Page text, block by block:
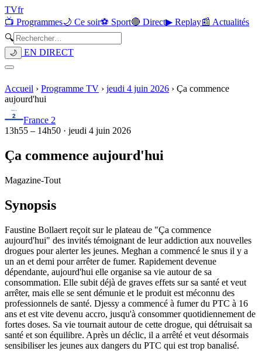
TVfr
📺 Programmes🌙 Ce soir⚽ Sport🔴 Direct▶ Replay📰 Actualités
🔍
🌙 EN DIRECT
Accueil › Programme TV › jeudi 4 juin 2026 › Ça commence
aujourd'hui
France 2
13h55 – 14h50 · jeudi 4 juin 2026
Ça commence aujourd'hui
Magazine-Tout
Synopsis
Faustine Bollaert reçoit sur le plateau de "Ça commence
aujourd'hui" des invités témoignant de leur addiction aux nouvelles
drogues pour alerter les jeunes. Meghan a commencé le snus il y a
un an et demi pour arrêter de fumer. Rapidement devenue
dépendante, aujourd'hui elle organise sa vie autour de sa
consommation. Elle subit déjà de graves effets sur sa santé et veut
arrêter, mais elle se sent démunie et le produit est méconnu des
professionnels de santé. Djessy a commencé à fumer du PTC à 16
ans et est vite devenu accro, jusqu'à consommer quotidiennement de
fortes doses. Sa vie tournait autour de cette drogue, qui détruisait sa
santé et son équilibre. Après un déclic, il a arrêté et veut désormais
sensibiliser les jeunes aux dangers du PTC qui est trop banalisé.